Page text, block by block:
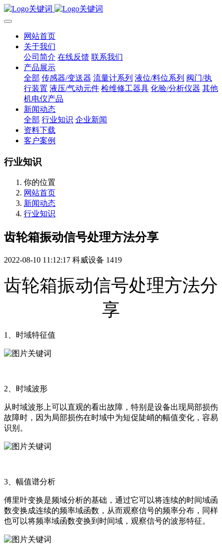
网站首页
关于我们
公司简介 在线反馈 联系我们
产品展示
全部 传感器/变送器 流量计系列 液位/料位系列 阀门/执
行装置 液压/气动元件 检维修工器具 化验/分析仪器 其他
机电仪产品
新闻动态
全部 行业知识 企业新闻
资料下载
客户案例
行业知识
你的位置
网站首页
新闻动态
行业知识
齿轮箱振动信号处理方法分享
2022-08-10 11:12:17 科威设备 1419
齿轮箱振动信号处理方法分
享
1、时域特征值
2、时域波形
从时域波形上可以直观的看出故障，特别是设备出现局部损伤
故障时，因为局部损伤在时域中为短促陡峭的幅值变化，容易
识别。
3、幅值谱分析
傅里叶变换是频域分析的基础，通过它可以将连续的时间域函
数变换成连续的频率域函数，从而观察信号的频率分布，同样
也可以将频率域函数变换到时间域，观察信号的波形特征。